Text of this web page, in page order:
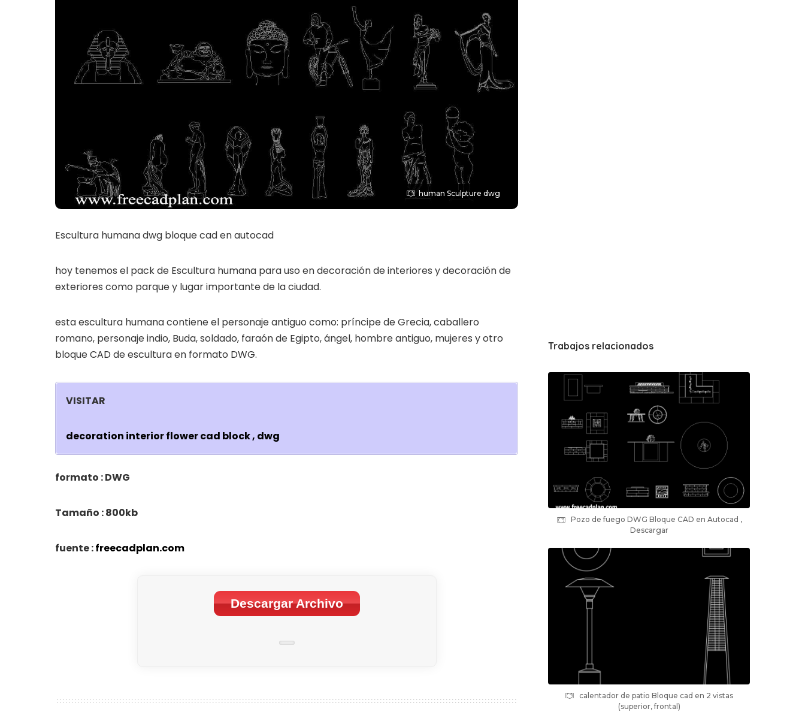
human Sculpture dwg
Escultura humana dwg bloque cad en autocad
hoy tenemos el pack de Escultura humana para uso en decoración de interiores y decoración de
exteriores como parque y lugar importante de la ciudad.
esta escultura humana contiene el personaje antiguo como: príncipe de Grecia, caballero
romano, personaje indio, Buda, soldado, faraón de Egipto, ángel, hombre antiguo, mujeres y otro
bloque CAD de escultura en formato DWG.
VISITAR
decoration interior flower cad block , dwg
formato : DWG
Tamaño : 800kb
fuente :freecadplan.com
Descargar Archivo
Trabajos relacionados
Pozo de fuego DWG Bloque CAD en Autocad ,
Descargar
calentador de patio Bloque cad en 2 vistas
(superior, frontal)